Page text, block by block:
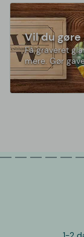
Vil du gøre
Få graveret
mere. Gør